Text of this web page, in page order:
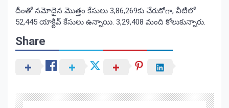
దీంతో నమోదైన మొత్తం కేసులు 3,86,269కు చేరుకోగా, వీటిలో
52,445 యాక్టివ్ కేసులు ఉన్నాయి. 3,29,408 మంది కోలుకున్నారు.
Share